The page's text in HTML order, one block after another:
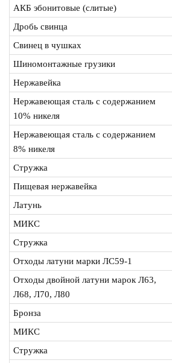
АКБ эбонитовые (слитые)
Дробь свинца
Свинец в чушках
Шиномонтажные грузики
Нержавейка
Нержавеющая сталь с содержанием
10% никеля
Нержавеющая сталь с содержанием
8% никеля
Стружка
Пищевая нержавейка
Латунь
МИКС
Стружка
Отходы латуни марки ЛС59-1
Отходы двойной латуни марок Л63,
Л68, Л70, Л80
Бронза
МИКС
Стружка